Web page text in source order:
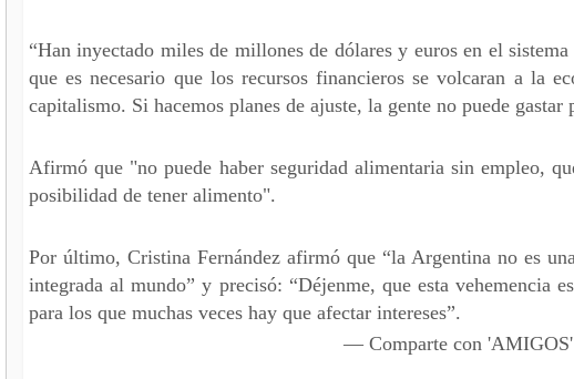
“Han inyectado miles de millones de dólares y euros en el
que es necesario que los recursos financieros se volcaran a la
capitalismo. Si hacemos planes de ajuste, la gente no puede gastar
Afirmó que "no puede haber seguridad alimentaria sin empleo,
posibilidad de tener alimento".
Por último, Cristina Fernández afirmó que “la Argentina no es
integrada al mundo” y precisó: “Déjenme, que esta vehemencia
para los que muchas veces hay que afectar intereses”.
— Comparte con